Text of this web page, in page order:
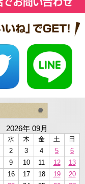
2026年 09月
水 木 金 土
日
2 3 4 5
6
9 10 11 12
13
16 17 18 19
20